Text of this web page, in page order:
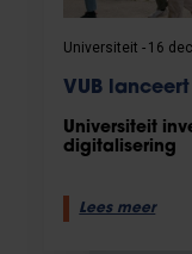
Universiteit 16
VUB
Universiteit
digitalisering
Lees meer